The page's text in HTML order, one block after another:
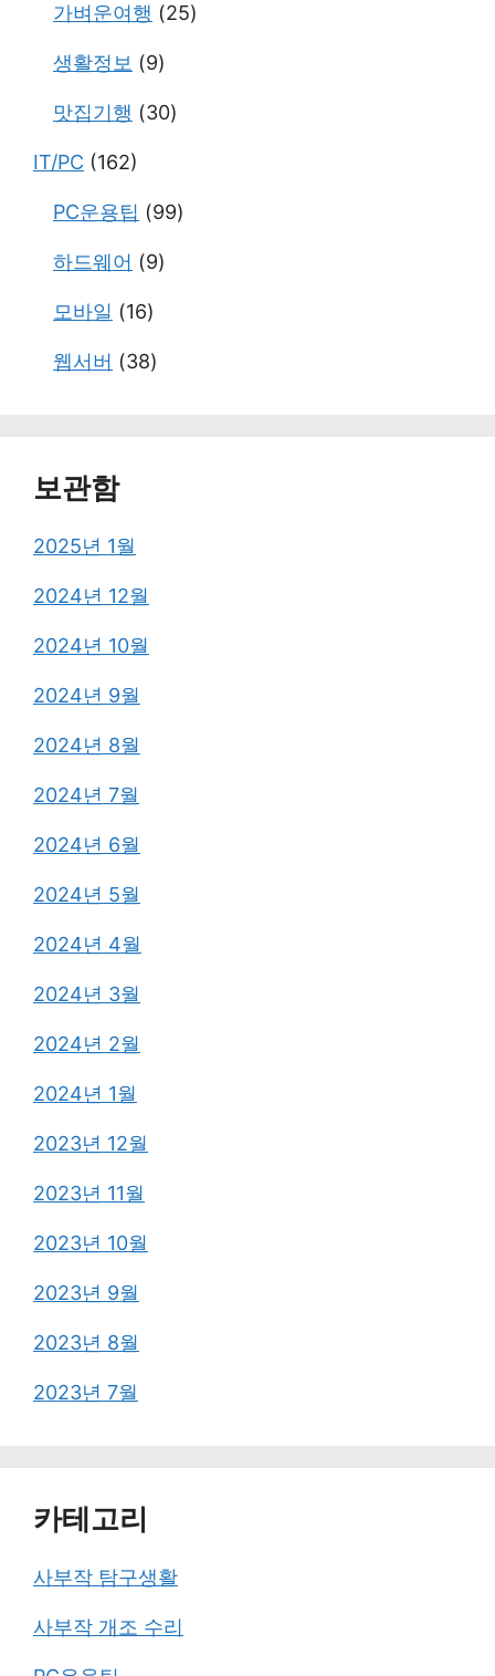
가벼운여행 (25)
생활정보 (9)
맛집기행 (30)
IT/PC (162)
PC운용팁 (99)
하드웨어 (9)
모바일 (16)
웹서버 (38)
보관함
2025년 1월
2024년 12월
2024년 10월
2024년 9월
2024년 8월
2024년 7월
2024년 6월
2024년 5월
2024년 4월
2024년 3월
2024년 2월
2024년 1월
2023년 12월
2023년 11월
2023년 10월
2023년 9월
2023년 8월
2023년 7월
카테고리
사부작 탐구생활
사부작 개조 수리